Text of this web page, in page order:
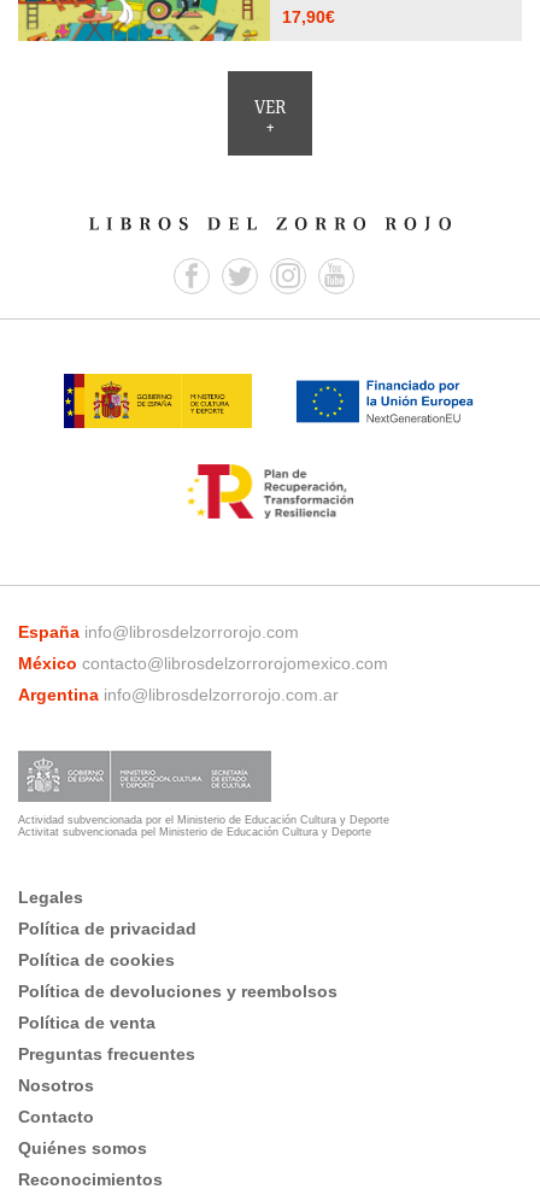
17,90€
VER
+
España info@librosdelzorrorojo.com
México contacto@librosdelzorrorojomexico.com
Argentina info@librosdelzorrorojo.com.ar
Actividad subvencionada por el Ministerio de Educación Cultura y Deporte
Activitat subvencionada pel Ministerio de Educación Cultura y Deporte
Legales
Política de privacidad
Política de cookies
Política de devoluciones y reembolsos
Política de venta
Preguntas frecuentes
Nosotros
Contacto
Quiénes somos
Reconocimientos